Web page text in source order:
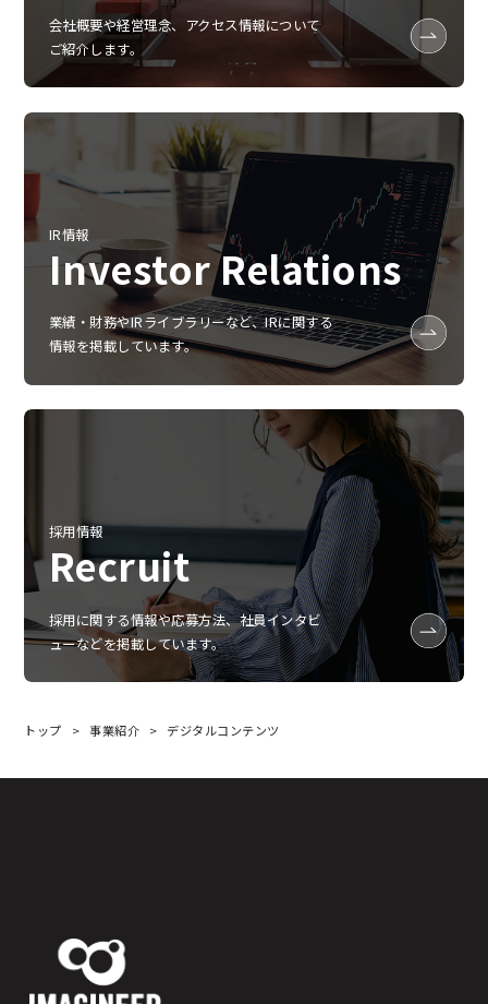
会社概要や経営理念、アクセス情報について
ご紹介します。
IR情報
Investor Relations
業績‧財務やIRライブラリーなど、IRに関する
情報を掲載しています。
採用情報
Recruit
採用に関する情報や応募方法、社員インタビ
ューなどを掲載しています。
トップ 事業紹介 デジタルコンテンツ